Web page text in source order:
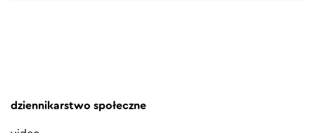
dziennikarstwo społeczne